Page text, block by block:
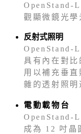
OpenStand-
觀顯微鏡光學
反射式照明
OpenStand-
具有內在對
用以補充垂
雜的透射照明
電動載物台
OpenStand-
成為 12 吋晶